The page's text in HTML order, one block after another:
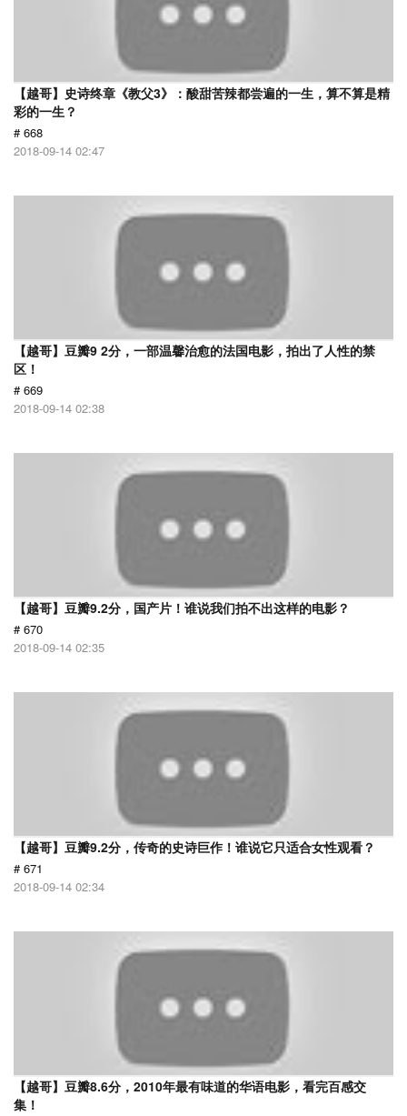
【越哥】史诗终章《教父3》：酸甜苦辣都尝遍的一生，算不算是精
彩的一生？
# 668
2018-09-14 02:47
【越哥】豆瓣9 2分，一部温馨治愈的法国电影，拍出了人性的禁
区！
# 669
2018-09-14 02:38
【越哥】豆瓣9.2分，国产片！谁说我们拍不出这样的电影？
# 670
2018-09-14 02:35
【越哥】豆瓣9.2分，传奇的史诗巨作！谁说它只适合女性观看？
# 671
2018-09-14 02:34
【越哥】豆瓣8.6分，2010年最有味道的华语电影，看完百感交
集！